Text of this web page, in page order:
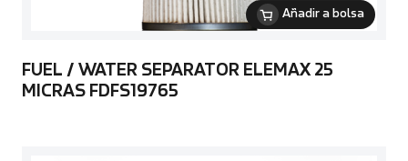
Añadir a bolsa
FUEL / WATER SEPARATOR ELEMAX 25
MICRAS FDFS19765